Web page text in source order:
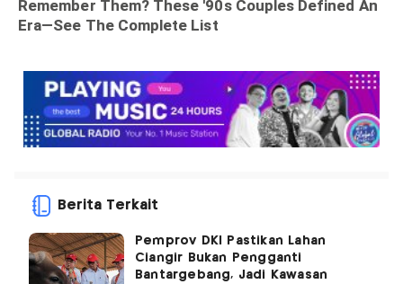
Berita Terkait
Pemprov DKI Pastikan Lahan
Ciangir Bukan Pengganti
Bantargebang, Jadi Kawasan